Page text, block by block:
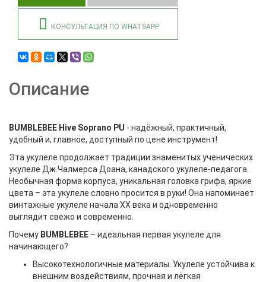
КОНСУЛЬТАЦИЯ ПО WHATSAPP
Описание
BUMBLEBEE Hive Soprano PU - надёжный, практичный,
удобный и, главное, доступный по цене инструмент!
Эта укулеле продолжает традиции знаменитых ученических
укулеле Дж.Чалмерса Доана, канадского укулеле-педагога.
Необычная форма корпуса, уникальная головка грифа, яркие
цвета – эта укулеле словно просится в руки! Она напоминает
винтажные укулеле начала XX века и одновременно
выглядит свежо и современно.
Почему BUMBLEBEE – идеальная первая укулеле для
начинающего?
Высокотехнологичные материалы. Укулеле устойчива к
внешним воздействиям, прочная и лёгкая